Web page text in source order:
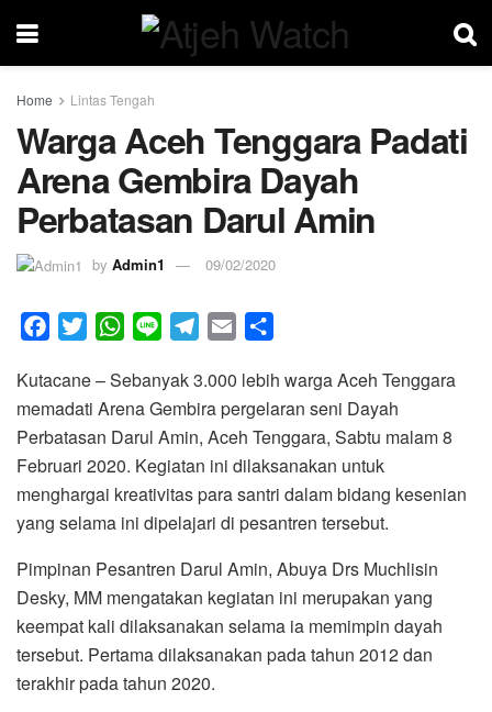
Home Lintas Tengah
Warga Aceh Tenggara Padati
Arena Gembira Dayah
Perbatasan Darul Amin
by Admin1 09/02/2020
c
e
b
o
o
k
i
t
t
e
r
W
a
t
s
A
p
p
n
e
l
e
g
r
a
m
a
i
l
a
r
e
Kutacane – Sebanyak 3.000 lebih warga Aceh Tenggara
memadati Arena Gembira pergelaran seni Dayah
Perbatasan Darul Amin, Aceh Tenggara, Sabtu malam 8
Februari 2020. Kegiatan ini dilaksanakan untuk
menghargai kreativitas para santri dalam bidang kesenian
yang selama ini dipelajari di pesantren tersebut.
Pimpinan Pesantren Darul Amin, Abuya Drs Muchlisin
Desky, MM mengatakan kegiatan ini merupakan yang
keempat kali dilaksanakan selama ia memimpin dayah
tersebut. Pertama dilaksanakan pada tahun 2012 dan
terakhir pada tahun 2020.